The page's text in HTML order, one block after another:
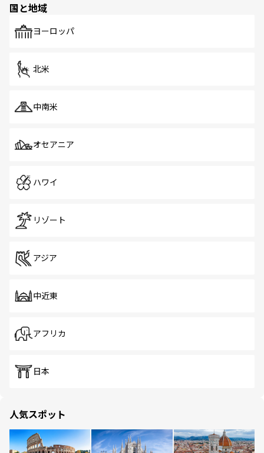
で、ホーカーズは地元の風情を楽しめる外せないスポット
国と地域
ヨーロッパ
北米
中南米
オセアニア
ハワイ
リゾート
アジア
中近東
アフリカ
日本
人気スポット